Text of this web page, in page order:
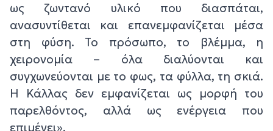
ως ζωντανό υλικό που διασπάται,
ανασυντίθεται και επανεμφανίζεται μέσα
στη φύση. Το πρόσωπο, το βλέμμα, η
χειρονομία – όλα διαλύονται και
συγχωνεύονται με το φως, τα φύλλα, τη σκιά.
Η Κάλλας δεν εμφανίζεται ως μορφή του
παρελθόντος, αλλά ως ενέργεια που
επιμένει».